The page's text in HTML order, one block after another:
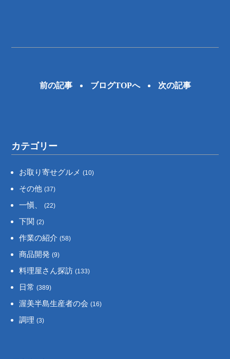
前の記事 ブログTOPへ 次の記事
カテゴリー
お取り寄せグルメ(10)
その他(37)
一愼、(22)
下関(2)
作業の紹介(58)
商品開発(9)
料理屋さん探訪(133)
日常(389)
渥美半島生産者の会(16)
調理(3)